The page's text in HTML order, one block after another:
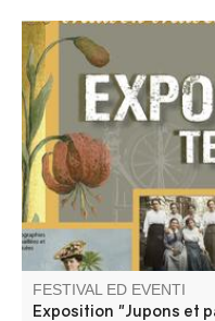
Vêtements et
Verdon (1830-1950). La
moins terne que ce que
photographies de
austère, en noir et
FESTIVAL ED EVENTI
Exposition "Jupons et